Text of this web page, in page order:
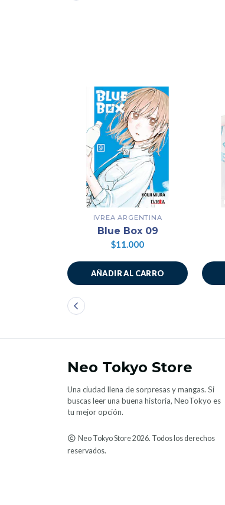
IVREA ARGENTINA
Blue Box 09
$11.000
AÑADIR AL CARRO
Neo Tokyo Store
Una ciudad llena de sorpresas y mangas. Si
buscas leer una buena historia, NeoTokyo es
tu mejor opción.
Neo Tokyo Store 2026. Todos los derechos
reservados.